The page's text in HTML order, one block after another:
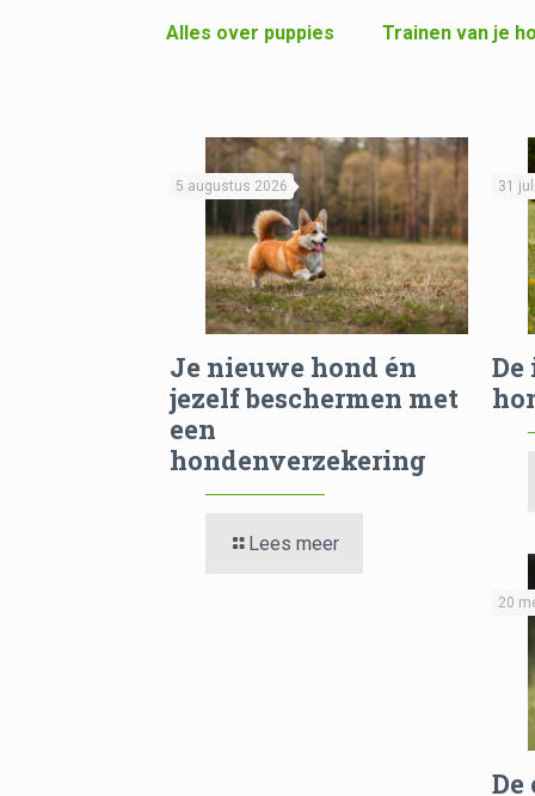
Alles over puppies Trainen van je
5 augustus 2026
Je nieuwe hond én
jezelf beschermen met
een
hondenverzekering
Lees meer
31
20